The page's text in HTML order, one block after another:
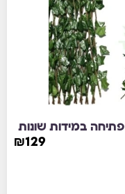
במידות שונות
₪129